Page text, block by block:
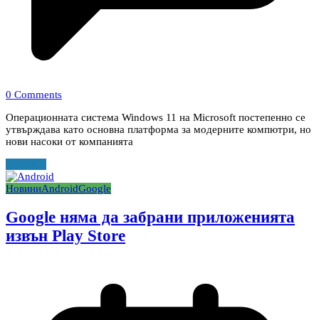
0 Comments
Операционната система Windows 11 на Microsoft постепенно се
утвърждава като основна платформа за модерните компютри, но
нови насоки от компанията
НовиниAndroidGoogle
Google няма да забрани приложенията
извън Play Store